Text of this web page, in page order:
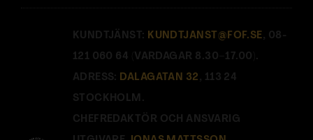
KUNDTJÄNST: KUNDTJANST@FOF.SE , 08-
121 060 64 (VARDAGAR 8.30–17.00).
ADRESS: DALAGATAN 32 , 113 24
STOCKHOLM.
CHEFREDAKTÖR OCH ANSVARIG